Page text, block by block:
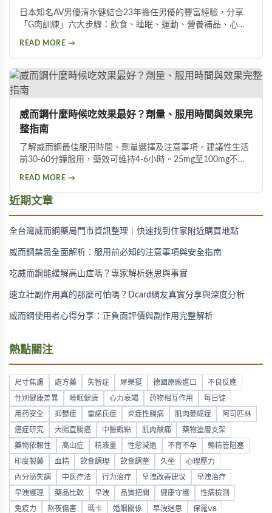
日本知名AV男優清水健結合23年擔任男優的豐富經驗，分享
「G肉訓練」六大步驟：飲食、睡眠、運動、營養補品、心
增粗的目標。
READ MORE →
威而鋼什麼時候吃效果最好？劑量、服用時間與效果完
整指南
了解威而鋼最佳服用時間、劑量選擇及注意事項。建議性生活
前30-60分鐘服用，藥效可維持4-6小時。25mg至100mg不同
READ MORE →
近期文章
全台灣威而鋼藥局門市資訊整理｜快速找到住家附近購買地點
威而鋼禁忌全面解析：服用前必知的注意事項與安全指南
吃威而鋼能緩解高山症嗎？專家解析迷思與事實
速立壯副作用真的那麼可怕嗎？Dcard網友真實分享與深度分析
威而鋼使用者心得分享：正負面評價與副作用完整解析
熱點關注
尺寸焦慮 處方藥 失智症 犀樂挺 德國原廠進口 不良反應
性別健康差異 睡眠健康 心力衰竭 药物相互作用 每日锭
用药安全 抑鬱症 雷諾氏症 炎症性腸病 肌肉萎縮症 阿司匹林
癌症研究 大腸直腸癌 中醫觀點 肌肉酸痛 藥物塗層支架
藥物依賴性 高山症 精液量 性慾減退 不育不孕 輸精管阻塞
印度製藥 血精 飲食調理 飲食調整 久坐 心理壓力
內分泌失調 中医疗法 行为治疗 早洩改善建议 早洩治疗
早洩護理 藥品比較 早洩 品質把關 健康守護 性病檢測
免疫力 熬夜傷害 瑪卡 婚姻關係 早洩迷思 保羅V8